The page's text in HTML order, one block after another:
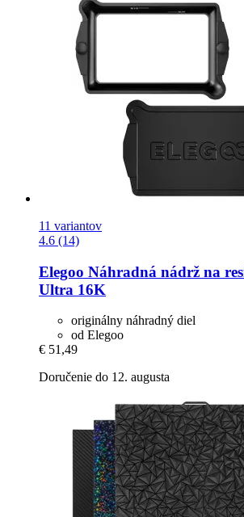
11 variantov
4.6 (14)
Elegoo Náhradná nádrž na
Ultra 16K
originálny náhradný diel
od Elegoo
€ 51,49
Doručenie do 12. augusta